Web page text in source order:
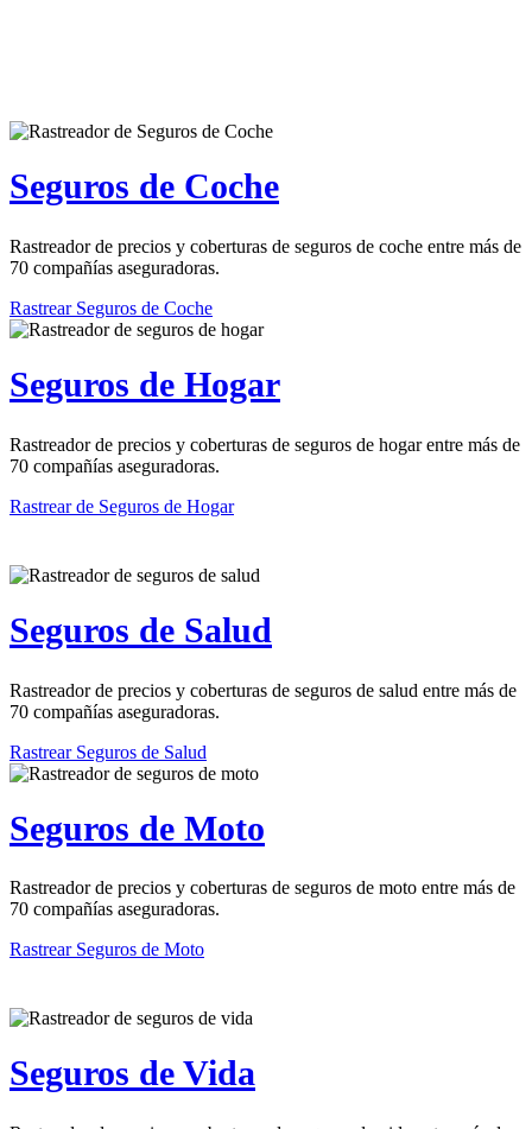
Seguros de Coche
Rastreador de precios y coberturas de seguros de coche entre más de
70 compañías aseguradoras.
Rastrear Seguros de Coche
Seguros de Hogar
Rastreador de precios y coberturas de seguros de hogar entre más de
70 compañías aseguradoras.
Rastrear de Seguros de Hogar
Seguros de Salud
Rastreador de precios y coberturas de seguros de salud entre más de
70 compañías aseguradoras.
Rastrear Seguros de Salud
Seguros de Moto
Rastreador de precios y coberturas de seguros de moto entre más de
70 compañías aseguradoras.
Rastrear Seguros de Moto
Seguros de Vida